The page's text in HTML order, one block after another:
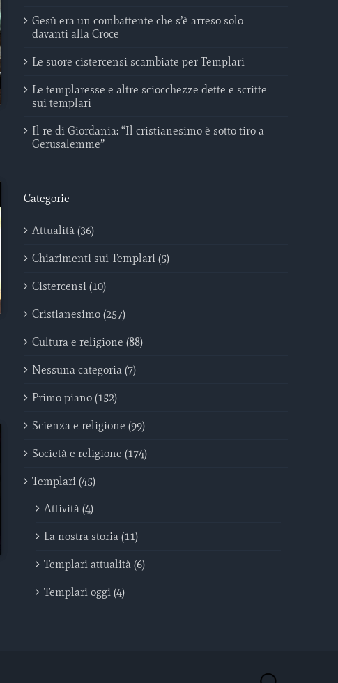
Gesù era un combattente che s’è arreso solo
davanti alla Croce
Le suore cistercensi scambiate per Templari
Le templaresse e altre sciocchezze dette e scritte
sui templari
Il re di Giordania: “Il cristianesimo è sotto tiro a
Gerusalemme”
Categorie
Attualità (36)
Chiarimenti sui Templari (5)
Cistercensi (10)
Cristianesimo (257)
Cultura e religione (88)
Nessuna categoria (7)
Primo piano (152)
Scienza e religione (99)
Società e religione (174)
Templari (45)
Attività (4)
La nostra storia (11)
Templari attualità (6)
Templari oggi (4)